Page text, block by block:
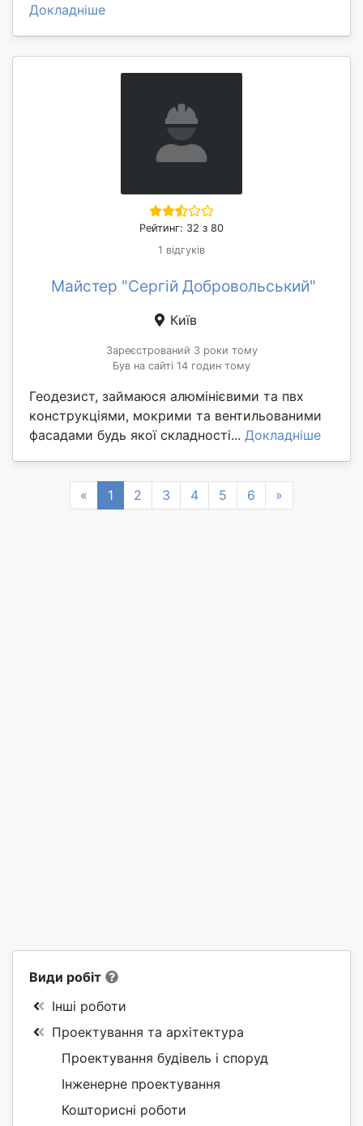
Докладніше
Рейтинг: 32 з 80
1 відгуків
Майстер "Сергій Добровольський"
Київ
Зареєстрований 3 роки тому
Був на сайті 14 годин тому
Геодезист, займаюся алюмінієвими та пвх
конструкціями, мокрими та вентильованими
фасадами будь якої складності... Докладніше
« Previous
1 2 3 4 5 6 »
Види робіт
Інші роботи
Проектування та архітектура
Проектування будівель і споруд
Інженерне проектування
Кошторисні роботи